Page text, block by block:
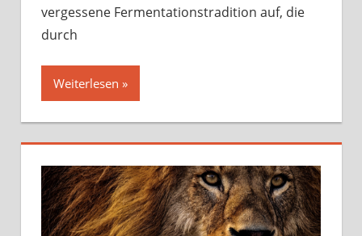
vergessene Fermentationstradition auf, die
durch
Weiterlesen »